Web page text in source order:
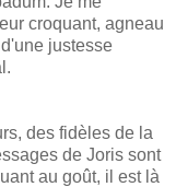
croquant, agneau
justesse
des fidèles de la
de Joris sont
au goût, il est là